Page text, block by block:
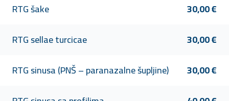
RTG šake
30,00 €
RTG sellae turcicae
30,00 €
RTG sinusa (PNŠ – paranazalne šupljine)
30,00 €